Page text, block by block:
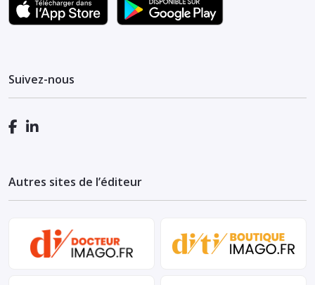
Suivez-nous
Autres sites de l’éditeur